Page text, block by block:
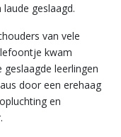
geslaagd.
van vele
kwam
leerlingen
door een erehaag
en